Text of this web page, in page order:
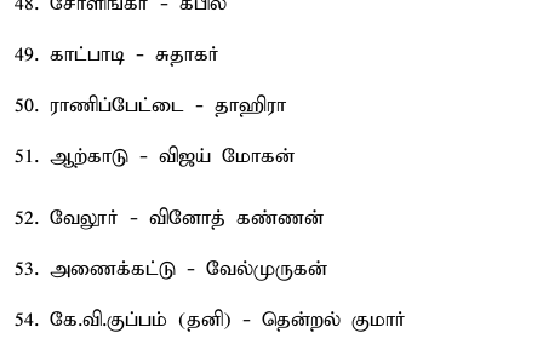
49. காட்பாடி - சுதாகர்
50. ராணிப்பேட்டை - தாஹிரா
51. ஆற்காடு - விஜய் மோகன்
52. வேலூர் - வினோத் கண்ணன்
53. அணைக்கட்டு - வேல்முருகன்
54. கே.வி.குப்பம் (தனி) - தென்றல் குமார்